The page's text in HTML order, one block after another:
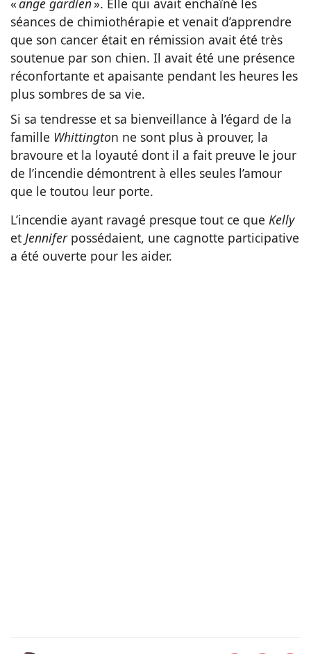
«ange gardien». Elle qui avait enchaîné les
séances de chimiothérapie et venait d’apprendre
que son cancer était en rémission avait été très
soutenue par son chien. Il avait été une présence
réconfortante et apaisante pendant les heures les
plus sombres de sa vie.
Si sa tendresse et sa bienveillance à l’égard de la
famille Whittington ne sont plus à prouver, la
bravoure et la loyauté dont il a fait preuve le jour
de l’incendie démontrent à elles seules l’amour
que le toutou leur porte.
L’incendie ayant ravagé presque tout ce que Kelly
et Jenniferpossédaient, une cagnotte participative
a été ouverte pour les aider.